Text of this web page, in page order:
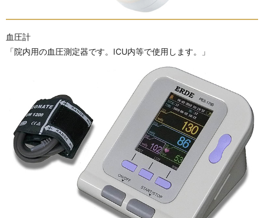
血圧計
「院内用の血圧測定器です。ICU内等で使用します。」